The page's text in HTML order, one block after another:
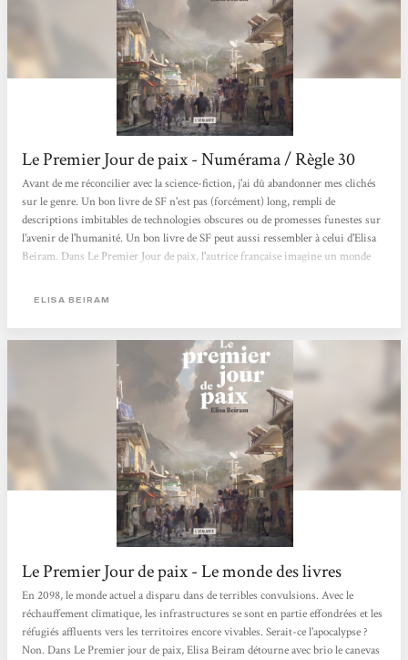
Le Premier Jour de paix - Numérama / Règle 30
Avant de me réconcilier avec la science-fiction, j'ai dû abandonner mes clichés
sur le genre. Un bon livre de SF n'est pas (forcément) long, rempli de
descriptions imbitables de technologies obscures ou de promesses funestes sur
l'avenir de l'humanité. Un bon livre de SF peut aussi ressembler à celui d'Elisa
Beiram. Dans Le Premier Jour de paix, l'autrice française imagine un monde
petites, celles qui tuent des millions de personnes ou une dizaine, pour voler les
violence....
ELISA BEIRAM
Le Premier Jour de paix - Le monde des livres
En 2098, le monde actuel a disparu dans de terribles convulsions. Avec le
réchauffement climatique, les infrastructures se sont en partie effondrées et les
réfugiés affluents vers les territoires encore vivables. Serait-ce l'apocalypse ?
Non. Dans Le Premier jour de paix, Elisa Beiram détourne avec brio le canevas